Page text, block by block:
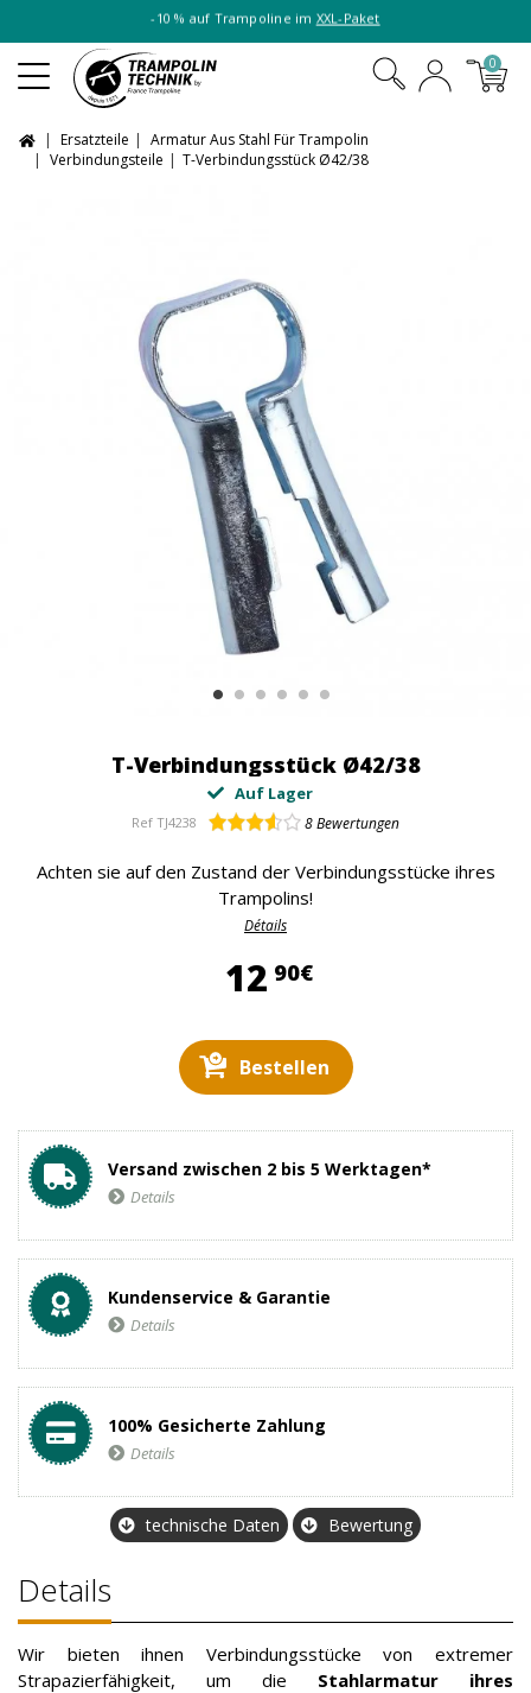
-10 % auf Trampoline imXXL-Paket
0
Ersatzteile
Armatur Aus Stahl Für Trampolin
Verbindungsteile
T-Verbindungsstück Ø42/38
T-Verbindungsstück Ø42/38
Auf Lager
Ref TJ4238 8Bewertungen
Achten sie auf den Zustand der Verbindungsstücke ihres
Trampolins!
Détails
12 90€12,90 €
Bestellen
Versand zwischen 2 bis 5 Werktagen*
Details
Kundenservice & Garantie
Details
100% Gesicherte Zahlung
Details
technische Daten Bewertung
Details
Wir bieten ihnen Verbindungsstücke von extremer
Strapazierfähigkeit, um die Stahlarmatur ihres